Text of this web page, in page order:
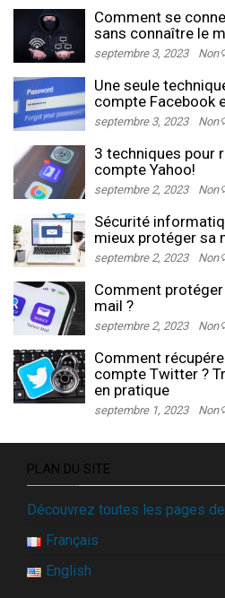
Comment se
sans connaître le
septembre 3, 2023 Non
Une seule
compte Facebook
septembre 3, 2023 Non
3 techniques pour
compte Yahoo!
septembre 2, 2023 Non
Sécurité
mieux protéger sa
septembre 2, 2023 Non
Comment
mail ?
septembre 2, 2023 Non
Comment
compte Twitter ?
en pratique
septembre 1, 2023 Non
PLAN DU SITE
Découvrez toutes les pages
Français
English